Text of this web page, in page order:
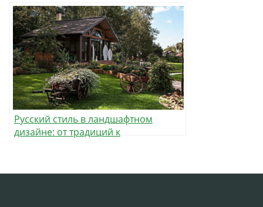
Русский стиль в ландшафтном
дизайне: от традиций к